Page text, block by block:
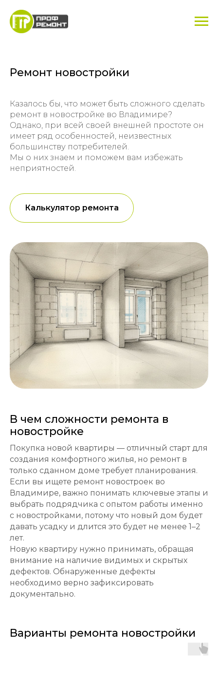
Ремонт новостройки
Казалось бы, что может быть сложного сделать
ремонт в новостройке во Владимире?
Однако, при всей своей внешней простоте он
имеет ряд особенностей, неизвестных
большинству потребителей.
Мы о них знаем и поможем вам избежать
неприятностей.
Калькулятор ремонта
В чем сложности ремонта в
новостройке
Покупка новой квартиры — отличный старт для
создания комфортного жилья, но ремонт в
только сданном доме требует планирования.
Если вы ищете ремонт новостроек во
Владимире, важно понимать ключевые этапы и
выбрать подрядчика с опытом работы именно
с новостройками, потому что новый дом будет
давать усадку и длится это будет не менее 1–2
лет.
Новую квартиру нужно принимать, обращая
внимание на наличие видимых и скрытых
дефектов. Обнаруженные дефекты
необходимо верно зафиксировать
документально.
Варианты ремонта новостройки